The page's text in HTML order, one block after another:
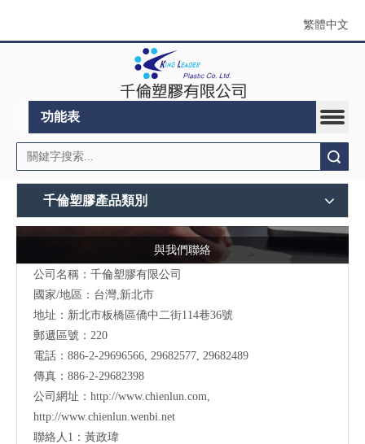
繁體中文
功能表
千倫塑膠產品類別
與我們聯絡
公司名稱：千倫塑膠有限公司
國家/地區：台灣,新北市
地址：新北市板橋區僑中二街114巷36號
郵遞區號：220
電話： 886-2-29696566 , 29682577, 29682489
傳真：886-2-29682398
公司網址： http://www.chienlun.com
http://www.chienlun.wenbi.net
聯絡人1：黃政瑋